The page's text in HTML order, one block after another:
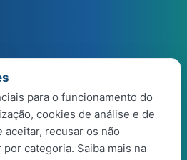
para o funcionamento do
cookies de análise e de
aceitar, recusar os não
categoria. Saiba mais na